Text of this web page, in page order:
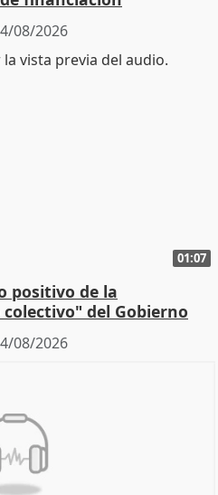
08/2026
01:07
positivo de la
del Gobierno
08/2026